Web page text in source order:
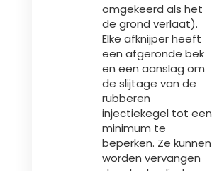
omgekeerd als het
de grond verlaat).
Elke afknijper heeft
een afgeronde bek
en een aanslag om
de slijtage van de
rubberen
injectiekegel tot een
minimum te
beperken. Ze kunnen
worden vervangen